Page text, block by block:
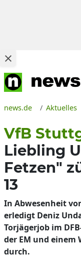
news.de Aktuelles
VfB
Liebling
Fetzen"
13
In Abwesenheit
erledigt Deniz
Torjägerjob im
der EM und einem
durch.